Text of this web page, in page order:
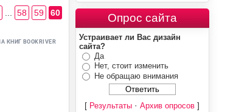
58 59 60 Опрос сайта
Устраивает ли Вас дизайн
сайта?
Да
Нет, стоит изменить
Не обращаю внимания
[ Результаты ·Архив опросов ]